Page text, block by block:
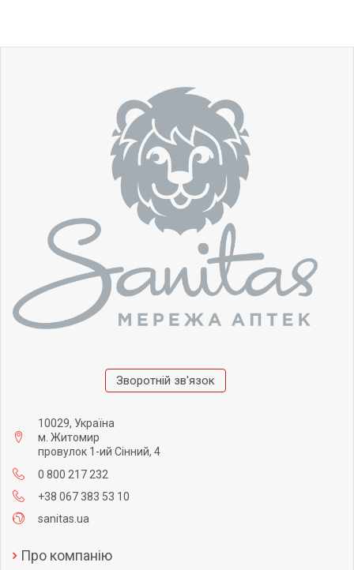
Зворотній зв'язок
10029, Україна
м. Житомир
провулок 1-ий Сінний, 4
0 800 217 232
+38 067 383 53 10
sanitas.ua
Про компанію